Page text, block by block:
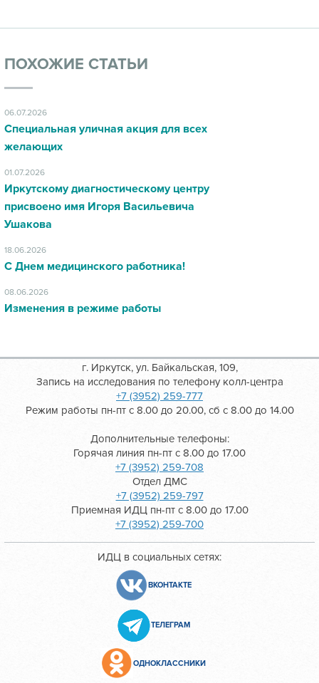
ПОХОЖИЕ СТАТЬИ
06.07.2026
Специальная уличная акция для всех
желающих
01.07.2026
Иркутскому диагностическому центру
присвоено имя Игоря Васильевича
Ушакова
18.06.2026
С Днем медицинского работника!
08.06.2026
Изменения в режиме работы
г. Иркутск, ул. Байкальская, 109,
Запись на исследования по телефону колл-центра
+7 (3952) 259-777
Режим работы пн-пт с 8.00 до 20.00, сб с 8.00 до 14.00
Дополнительные телефоны:
Горячая линия пн-пт с 8.00 до 17.00
+7 (3952) 259-708
Отдел ДМС
+7 (3952) 259-797
Приемная ИДЦ пн-пт с 8.00 до 17.00
+7 (3952) 259-700
ИДЦ в социальных сетях:
ВКОНТАКТЕ
ТЕЛЕГРАМ
ОДНОКЛАССНИКИ